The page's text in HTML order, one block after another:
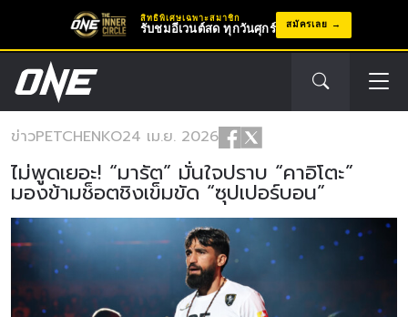
สิทธิพิเศษเฉพาะสมาชิก
รับชมอีเวนต์สด ทุกวันศุกร์ สมัครเลย
ข่าวPETCHENKO24 เม.ย. 2026
ไม่พูดเยอะ! “มารัต” มั่นใจปราบ “คาอิโตะ”
มองข้ามช็อตชิงเข็มขัด “ซุปเปอร์บอน”